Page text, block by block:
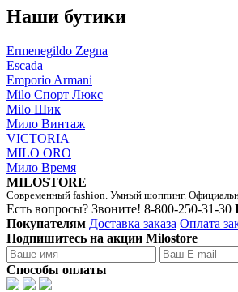
Наши бутики
Ermenegildo Zegna
Escada
Emporio Armani
Milo Спорт Люкс
Milo Шик
Мило Винтаж
VICTORIA
MILO ORO
Мило Время
MILOSTORE
Современный fashion. Умный шоппинг.
Есть вопросы? Звоните! 8-800-250-31-30
Покупателям Доставка заказа Оплата
Подпишитесь на акции Milostore
Способы оплаты